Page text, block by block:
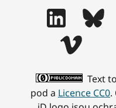
Text
pod a Licence CC0.